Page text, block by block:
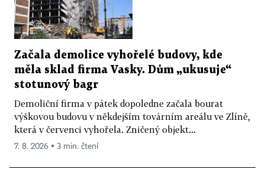
Začala demolice vyhořelé budovy, kde
měla sklad firma Vasky. Dům „ukusuje“
stotunový bagr
Demoliční firma v pátek dopoledne začala bourat
výškovou budovu v někdejším továrním areálu ve Zlíně,
která v červenci vyhořela. Zničený objekt...
7. 8. 2026 ▪ 3 min. čtení